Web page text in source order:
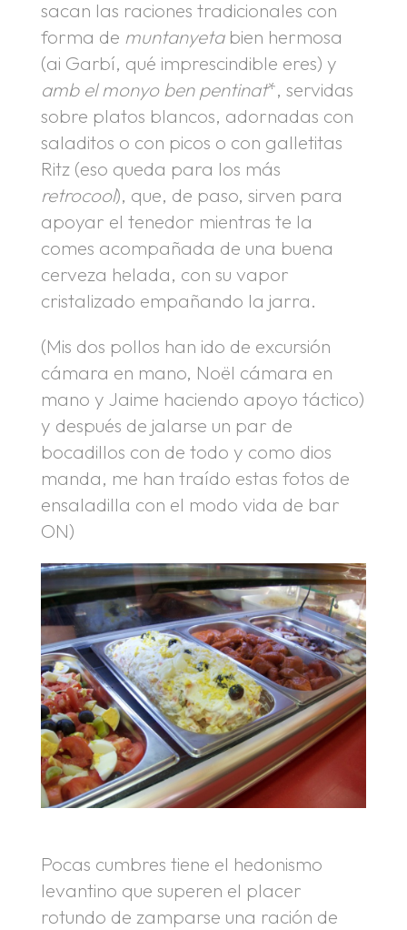
sacan las raciones tradicionales con
forma de muntanyetabien hermosa
(ai Garbí, qué imprescindible eres) y
amb el monyo ben pentinat*, servidas
sobre platos blancos, adornadas con
saladitos o con picos o con galletitas
Ritz (eso queda para los más
retrocool), que, de paso, sirven para
apoyar el tenedor mientras te la
comes acompañada de una buena
cerveza helada, con su vapor
cristalizado empañando la jarra.
(Mis dos pollos han ido de excursión
cámara en mano, Noël cámara en
mano y Jaime haciendo apoyo táctico)
y después de jalarse un par de
bocadillos con de todo y como dios
manda, me han traído estas fotos de
ensaladilla con el modo vida de bar
ON)
Pocas cumbres tiene el hedonismo
levantino que superen el placer
rotundo de zamparse una ración de